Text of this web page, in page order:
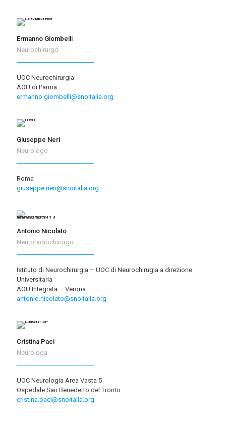
Ermanno Giombelli
Neurochirurgo
UOC Neurochirurgia
AOU di Parma
ermanno.giombelli@snoitalia.org
Giuseppe Neri
Neurologo
Roma
giuseppe.neri@snoitalia.org
Antonio Nicolato
Neuroradiochirurgo
Istituto di Neurochirurgia – UOC di Neurochirugia a direzione
Universitaria
AOU Integrata – Verona
antonio.nicolato@snoitalia.org
Cristina Paci
Neurologa
UOC Neurologia Area Vasta 5
Ospedale San Benedetto del Tronto
cristina.paci@snoitalia.org